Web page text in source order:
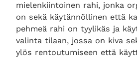
mielenkiintoinen rahi, jonka
on sekä käytännöllinen että
pehmeä rahi on tyylikäs ja
valinta tilaan, jossa on kiva
ylös rentoutumiseen että